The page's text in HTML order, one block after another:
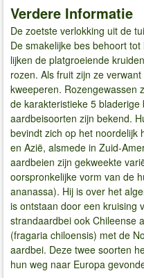
Verdere Informatie
De zoetste verlokking uit de
De smakelijke bes behoort
lijken de platgroeiende
rozen. Als fruit zijn ze
kweeperen. Rozengewassen
de karakteristieke 5
aardbeisoorten zijn bekend.
bevindt zich op het noordelijk
en Azië, alsmede in Zuid-
aardbeien zijn gekweekte
oorspronkelijke vorm van de
ananassa). Hij is over het
is ontstaan door een kruising
strandaardbei ook Chileense
(fragaria chiloensis) met de
aardbei. Deze twee soorten
hun weg naar Europa